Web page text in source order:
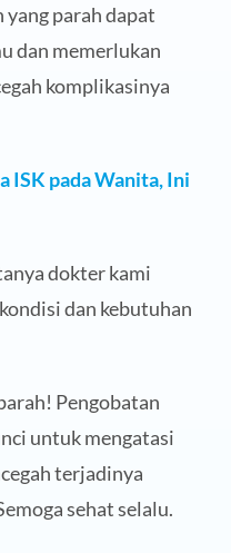
parah dapat
dan memerlukan
komplikasinya
ISK pada Wanita, Ini
dokter kami
dan kebutuhan
Pengobatan
untuk mengatasi
terjadinya
sehat selalu.